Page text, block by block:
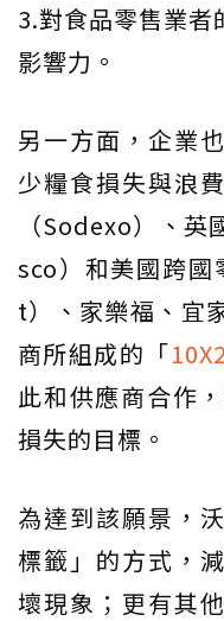
3.對食品零售業者
影響力。
另一方面，企業
少糧食損失與浪
（Sodexo）、
sco）和美國跨
t）、家樂福、宜
商所組成的「
此和供應商合作
損失的目標。
為達到該願景，
標籤」的方式，
壞現象；更有其